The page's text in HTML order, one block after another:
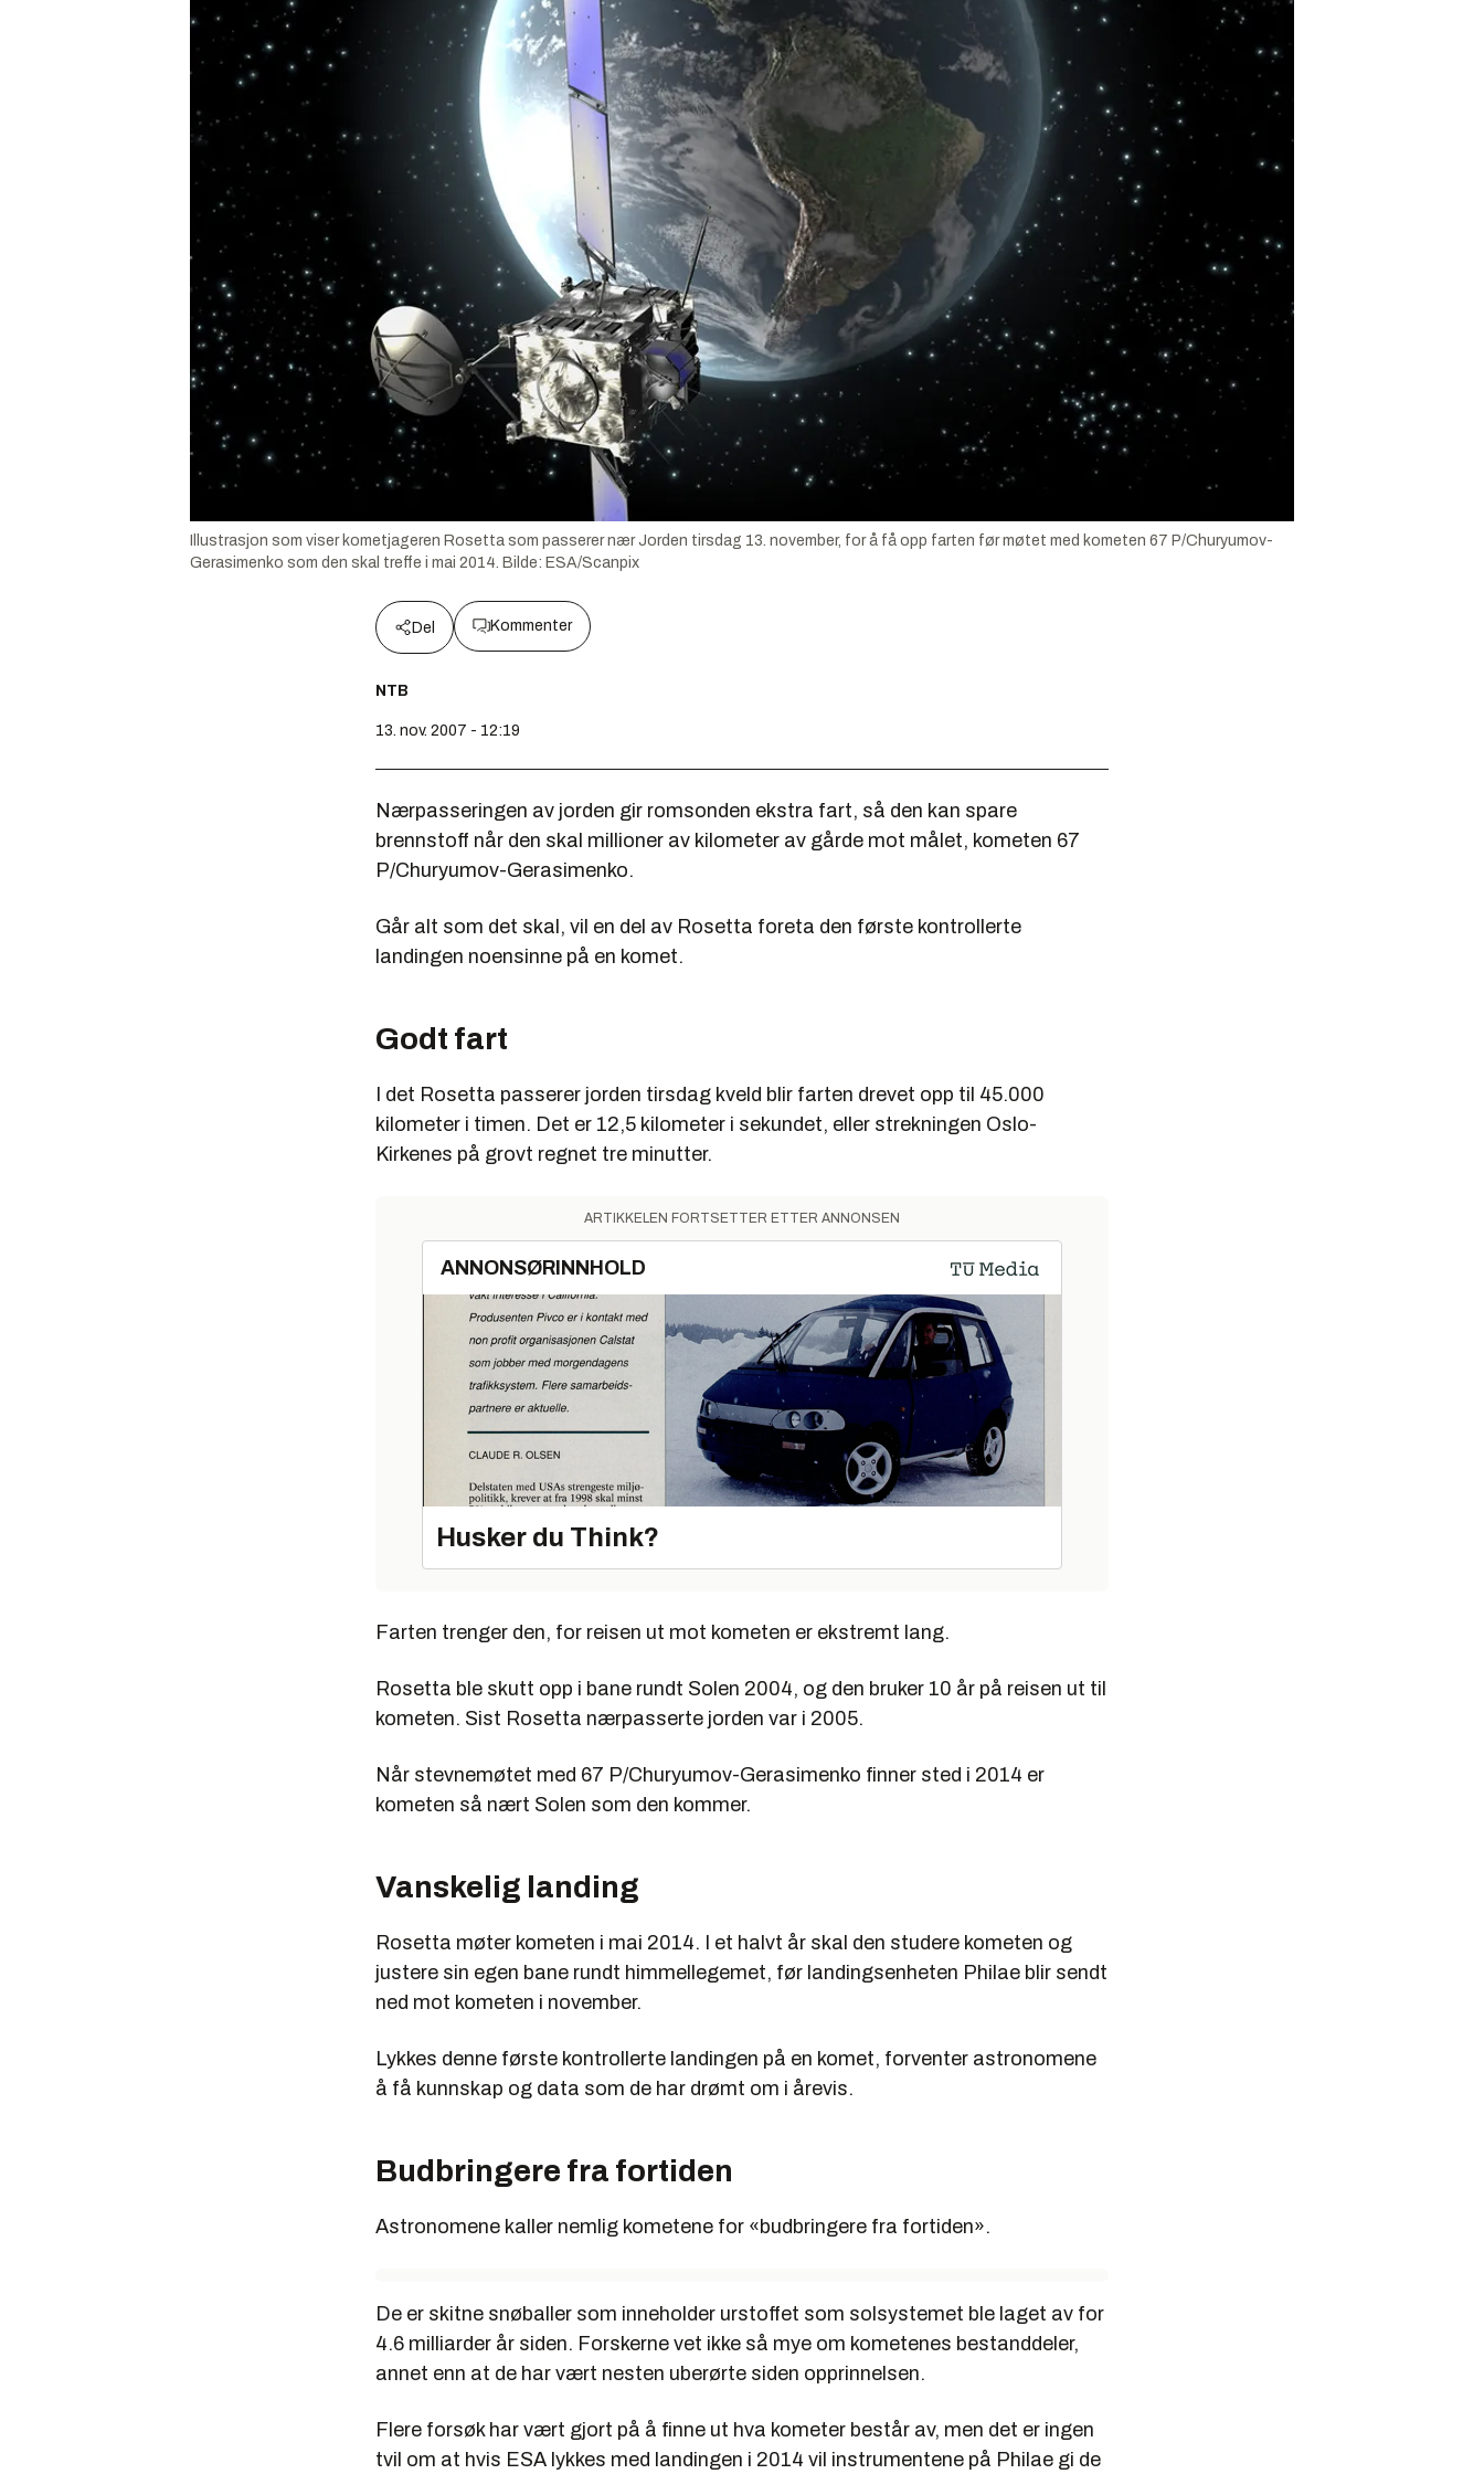
Illustrasjon som viser kometjageren Rosetta som passerer nær Jorden tirsdag 13. november, for å få opp farten før møtet med kometen 67 P/Churyumov-
Gerasimenko som den skal treffe i mai 2014. Bilde: ESA/Scanpix
Del Kommenter
NTB
13. nov. 2007 - 12:19
Nærpasseringen av jorden gir romsonden ekstra fart, så den kan spare
brennstoff når den skal millioner av kilometer av gårde mot målet, kometen 67
P/Churyumov-Gerasimenko.
Går alt som det skal, vil en del av Rosetta foreta den første kontrollerte
landingen noensinne på en komet.
Godt fart
I det Rosetta passerer jorden tirsdag kveld blir farten drevet opp til 45.000
kilometer i timen. Det er 12,5 kilometer i sekundet, eller strekningen Oslo-
Kirkenes på grovt regnet tre minutter.
ARTIKKELEN FORTSETTER ETTER ANNONSEN
ANNONSØRINNHOLD
Husker du Think?
Farten trenger den, for reisen ut mot kometen er ekstremt lang.
Rosetta ble skutt opp i bane rundt Solen 2004, og den bruker 10 år på reisen ut til
kometen. Sist Rosetta nærpasserte jorden var i 2005.
Når stevnemøtet med 67 P/Churyumov-Gerasimenko finner sted i 2014 er
kometen så nært Solen som den kommer.
Vanskelig landing
Rosetta møter kometen i mai 2014. I et halvt år skal den studere kometen og
justere sin egen bane rundt himmellegemet, før landingsenheten Philae blir sendt
ned mot kometen i november.
Lykkes denne første kontrollerte landingen på en komet, forventer astronomene
å få kunnskap og data som de har drømt om i årevis.
Budbringere fra fortiden
Astronomene kaller nemlig kometene for «budbringere fra fortiden».
De er skitne snøballer som inneholder urstoffet som solsystemet ble laget av for
4.6 milliarder år siden. Forskerne vet ikke så mye om kometenes bestanddeler,
annet enn at de har vært nesten uberørte siden opprinnelsen.
Flere forsøk har vært gjort på å finne ut hva kometer består av, men det er ingen
tvil om at hvis ESA lykkes med landingen i 2014 vil instrumentene på Philae gi de